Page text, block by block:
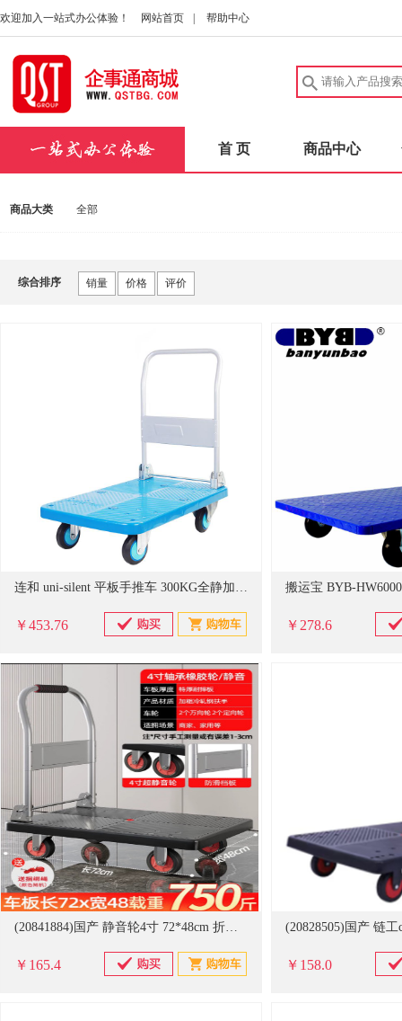
欢迎加入一站式办公体验！ 网站首页 帮助中心
首 页 商品中心
商品大类 全部
综合排序 销量 价格 评价
连和 uni-silent 平板手推车 300KG全静加高扶手
￥453.76 ￥278.6
(20841884)国产 静音轮4寸 72*48cm 折叠平板小推车(单位：个)
￥165.4 ￥158.0